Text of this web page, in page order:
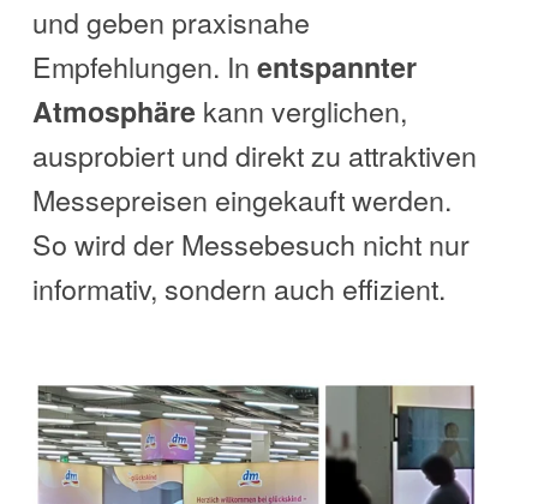
und geben praxisnahe
Empfehlungen. In entspannter
Atmosphärekann verglichen,
ausprobiert und direkt zu attraktiven
Messepreisen eingekauft werden.
So wird der Messebesuch nicht nur
informativ, sondern auch effizient.